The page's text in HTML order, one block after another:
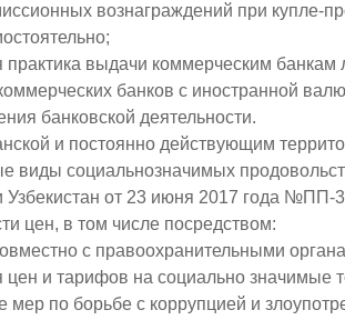
вознаграждений при купле-
практика выдачи коммерческим
банков с иностранной
банковской деятельности.
и постоянно действующим
виды социально­значимых
Узбекистан от 23 июня 2017 года
цен, в том числе посредством:
с правоохранительными
и тарифов на социально значимые
мер по борьбе с коррупцией и